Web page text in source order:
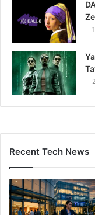
Recent Tech News